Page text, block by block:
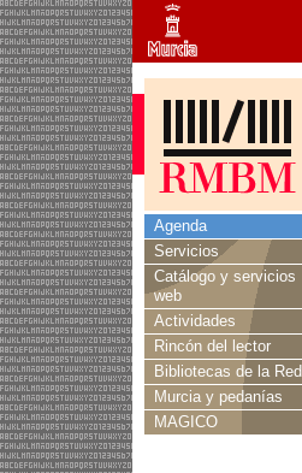
Agenda
Servicios
Catálogo y servicios
web
Actividades
Rincón del lector
Bibliotecas de la Red
Murcia y pedanías
MAGICO